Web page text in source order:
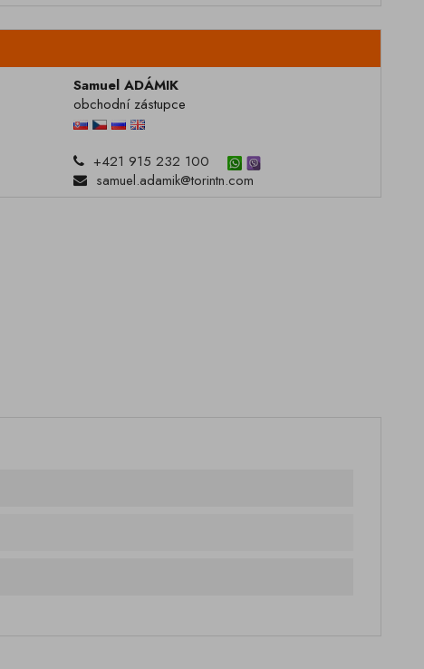
Samuel ADÁMIK
obchodní zástupce
+421 915 232 100
samuel.adamik@torintn.com